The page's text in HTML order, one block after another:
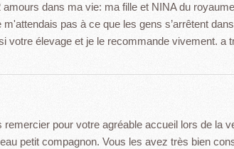
dans ma vie: ma fille et NINA du
pas à ce que les gens s’arrêtent
votre élevage et je le recommande vivement. a
pour votre agréable accueil lors de la
petit compagnon. Vous les avez très bien